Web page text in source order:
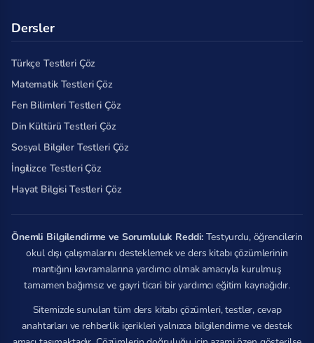
Dersler
Türkçe Testleri Çöz
Matematik Testleri Çöz
Fen Bilimleri Testleri Çöz
Din Kültürü Testleri Çöz
Sosyal Bilgiler Testleri Çöz
İngilizce Testleri Çöz
Hayat Bilgisi Testleri Çöz
Önemli Bilgilendirme ve Sorumluluk Reddi: Testyurdu, öğrencilerin
okul dışı çalışmalarını desteklemek ve ders kitabı çözümlerinin
mantığını kavramalarına yardımcı olmak amacıyla kurulmuş
tamamen bağımsız ve gayri ticari bir yardımcı eğitim kaynağıdır.
Sitemizde sunulan tüm ders kitabı çözümleri, testler, cevap
anahtarları ve rehberlik içerikleri yalnızca bilgilendirme ve destek